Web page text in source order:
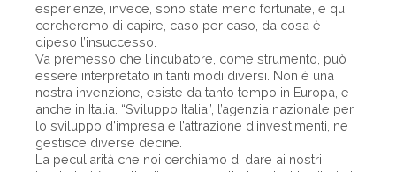
esperienze, invece, sono state meno fortunate, e qui
cercheremo di capire, caso per caso, da cosa è
dipeso l’insuccesso.
Va premesso che l’incubatore, come strumento, può
essere interpretato in tanti modi diversi. Non è una
nostra invenzione, esiste da tanto tempo in Europa, e
anche in Italia. “Sviluppo Italia”, l’agenzia nazionale per
lo sviluppo d’impresa e l’attrazione d’investimenti, ne
gestisce diverse decine.
La peculiarità che noi cerchiamo di dare ai nostri